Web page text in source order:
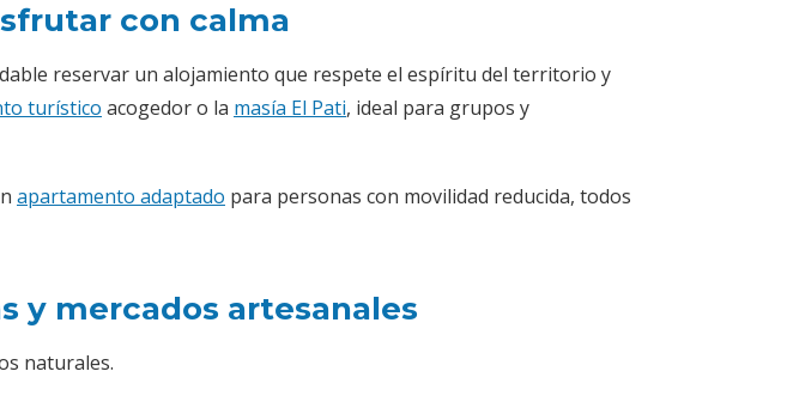
con calma
reservar un alojamiento que respete el espíritu del territorio y
turístico acogedor o la masía El Pati, ideal para grupos y
apartamento adaptado para personas con movilidad reducida, todos
y mercados artesanales
naturales.